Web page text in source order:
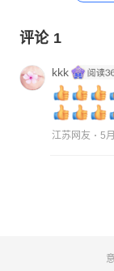
评论 1
kkk
江苏网友 5